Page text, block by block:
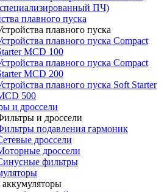
ПЧ)
плавного пуска
плавного пуска
плавного пуска Compact
MCD 100
плавного пуска Compact
MCD 200
плавного пуска Soft Starter
500
и дроссели
и дроссели
подавления гармоник
дроссели
дроссели
фильтры